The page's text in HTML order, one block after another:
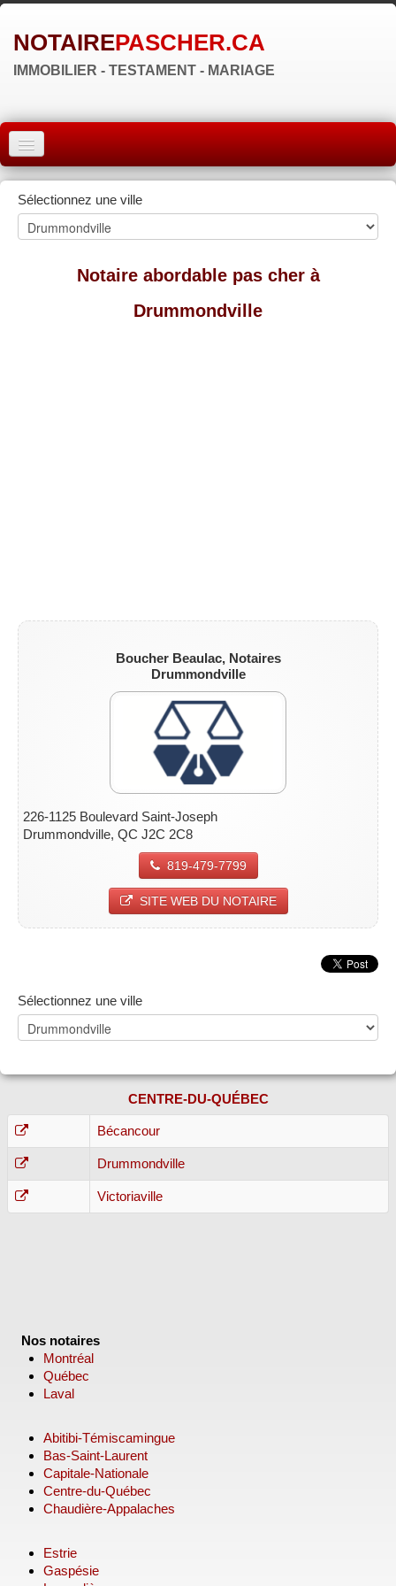
NOTAIREPASCHER.CA
IMMOBILIER - TESTAMENT - MARIAGE
ACCUEIL
MONTRÉAL
QUÉBEC
Sélectionnez une ville
Notaire abordable pas cher à
Drummondville
Boucher Beaulac, Notaires
Drummondville
226-1125 Boulevard Saint-Joseph
Drummondville, QC J2C 2C8
819-479-7799
SITE WEB DU NOTAIRE
Sélectionnez une ville
CENTRE-DU-QUÉBEC
Bécancour
Drummondville
Victoriaville
Nos notaires
Montréal
Québec
Laval
Abitibi-Témiscamingue
Bas-Saint-Laurent
Capitale-Nationale
Centre-du-Québec
Chaudière-Appalaches
Estrie
Gaspésie